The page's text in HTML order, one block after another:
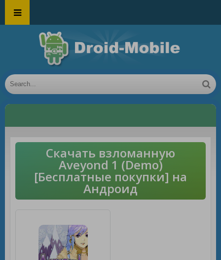
Скачать взломанную
Aveyond 1 (Demo)
[Бесплатные покупки] на
Андроид